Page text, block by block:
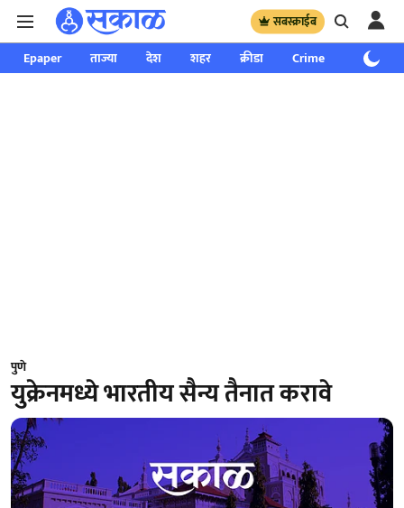
सबस्क्राईब
Epaper ताज्या देश शहर क्रीडा Crime साप्ताहिक
पुणे
युक्रेनमध्ये भारतीय सैन्य तैनात करावे